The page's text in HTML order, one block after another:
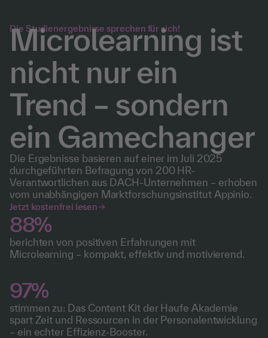
Die Studienergebnisse sprechen für sich!
Microlearning ist
nicht nur ein
Trend – sondern
ein Gamechanger
Die Ergebnisse basieren auf einer im Juli 2025
durchgeführten Befragung von 200 HR-
Verantwortlichen aus DACH-Unternehmen – erhoben
vom unabhängigen Marktforschungsinstitut Appinio.
Jetzt kostenfrei lesen
88%
berichten von positiven Erfahrungen mit
Microlearning – kompakt, effektiv und motivierend.
97%
stimmen zu: Das Content Kit der Haufe Akademie
spart Zeit und Ressourcen in der Personalentwicklung
– ein echter Effizienz-Booster.